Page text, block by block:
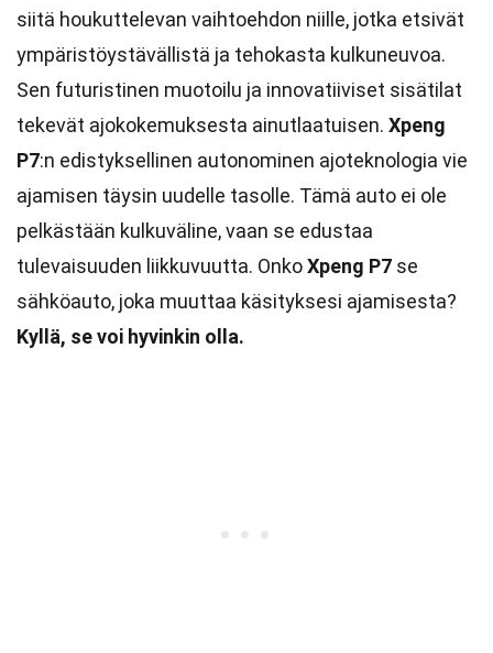
siitä houkuttelevan vaihtoehdon niille, jotka etsivät
ympäristöystävällistä ja tehokasta kulkuneuvoa.
Sen futuristinen muotoilu ja innovatiiviset sisätilat
tekevät ajokokemuksesta ainutlaatuisen. Xpeng
P7:n edistyksellinen autonominen ajoteknologia vie
ajamisen täysin uudelle tasolle. Tämä auto ei ole
pelkästään kulkuväline, vaan se edustaa
tulevaisuuden liikkuvuutta. OnkoXpeng P7 se
sähköauto, joka muuttaa käsityksesi ajamisesta?
Kyllä, se voi hyvinkin olla.